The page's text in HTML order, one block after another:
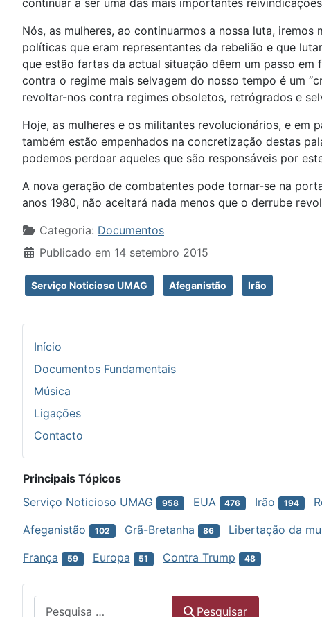
continuar a ser uma das mais importantes
Nós, as mulheres, ao continuarmos a nossa luta,
políticas que eram representantes da rebelião e que
que estão fartas da actual situação dêem um passo em
contra o regime mais selvagem do nosso tempo é um
revoltar-nos contra regimes obsoletos, retrógrados e
Hoje, as mulheres e os militantes revolucionários, e
também estão empenhados na concretização destas
podemos perdoar aqueles que são responsáveis por
A nova geração de combatentes pode tornar-se na
anos 1980, não aceitará nada menos que o derrube
Detalhes
Categoria: Documentos
Publicado em 14 setembro 2015
Serviço Noticioso UMAG Afeganistão Irão
Início
Documentos Fundamentais
Música
Ligações
Contacto
Principais Tópicos
Serviço Noticioso UMAG
958 EUA 476 Irão 194
Afeganistão 102 Grã-Bretanha 86 Libertação da
França 59 Europa 51 Contra Trump 48
Pesquisar